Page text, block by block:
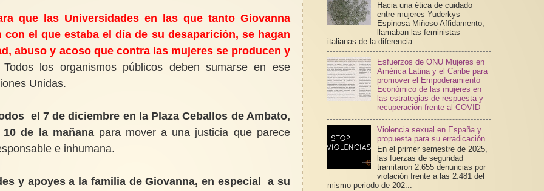
que las Universidades en las que tanto Giovanna
el que estaba el día de su desaparición, se hagan
abuso y acoso que contra las mujeres se producen y
Todos los organismos públicos deben sumarse en ese
Unidas.
el 7 de diciembre en la Plaza Ceballos de Ambato,
de la mañanapara mover a una justicia que parece
e inhumana.
y apoyes a la familia de Giovanna, en especial a su
Hacia una ética de cuidado
entre mujeres Yuderkys
Espinosa Miñoso Affidamento,
llamaban las feministas
italianas de la diferencia...
Esfuerzos de ONU Mujeres en
América Latina y el Caribe para
promover el Empoderamiento
Económico de las mujeres en
las estrategias de respuesta y
recuperación frente al COVID
Violencia sexual en España y
propuesta para su erradicación
En el primer semestre de 2025,
las fuerzas de seguridad
tramitaron 2.655 denuncias por
violación frente a las 2.481 del
mismo periodo de 202...